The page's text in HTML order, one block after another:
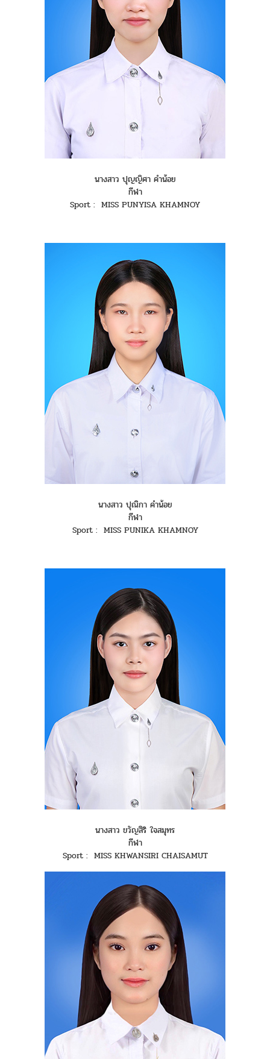
นางสาว ปุญญิศา คำน้อย
กีฬา
Sport : MISS PUNYISA KHAMNOY
นางสาว ปุณิกา คำน้อย
กีฬา
Sport : MISS PUNIKA KHAMNOY
นางสาว ขวัญสิริ ใจสมุทร
กีฬา
Sport : MISS KHWANSIRI CHAISAMUT